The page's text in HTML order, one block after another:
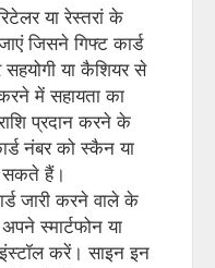
या रेस्तरां के
जिसने गिफ्ट कार्ड
सहयोगी या कैशियर से
में सहायता का
प्रदान करने के
नंबर को स्कैन या
हैं।
जारी करने वाले के
स्मार्टफोन या
करें। साइन इन